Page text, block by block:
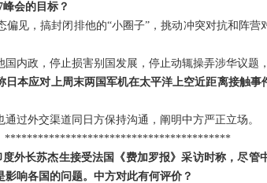
会的目标？
见，搞封闭排他的“小圈子”，挑动冲突对抗和阵
内政，停止损害别国发展，停止动辄操弄涉华议题
本应对上周末两国军机在太平洋上空近距离接触
过外交渠道同日方保持沟通，阐明中方严正立场。
*****************************************
外长苏杰生接受法国《费加罗报》采访时称，尽
响各国的问题。中方对此有何评价？